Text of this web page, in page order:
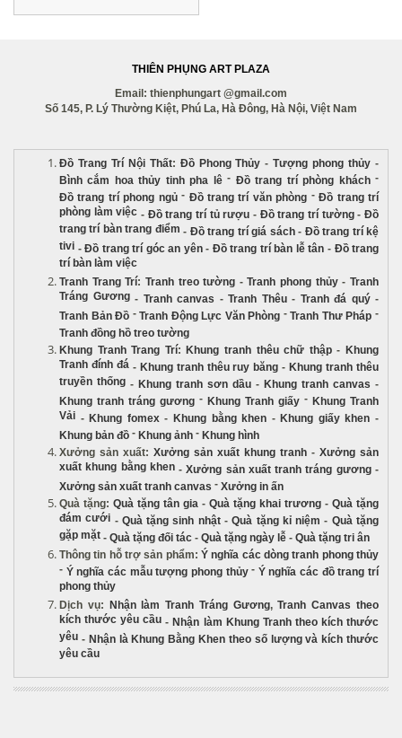
THIÊN PHỤNG ART PLAZA
Email: thienphungart @gmail.com
Số 145, P. Lý Thường Kiệt, Phú La, Hà Đông, Hà Nội, Việt Nam
Đồ Trang Trí Nội Thất: Đồ Phong Thủy -Tượng phong thủy -
Bình cắm hoa thủy tinh pha lê- Đồ trang trí phòng khách-
Đồ trang trí phong ngủ- Đồ trang trí văn phòng -Đồ trang trí
phòng làm việc - Đồ trang trí tủ rượu - Đồ trang trí tường-Đồ
trang trí bàn trang điểm - Đồ trang trí giá sách- Đồ trang trí kệ
tivi -Đồ trang trí góc an yên- Đồ trang trí bàn lễ tân - Đồ trang
trí bàn làm việc
Tranh Trang Trí: Tranh treo tường -Tranh phong thủy-Tranh
Tráng Gương- Tranh canvas - Tranh Thêu- Tranh đá quý-
Tranh Bản Đồ -Tranh Động Lực Văn Phòng -Tranh Thư Pháp -
Tranh đồng hồ treo tường
Khung Tranh Trang Trí: Khung tranh thêu chữ thập- Khung
Tranh đính đá- Khung tranh thêu ruy băng - Khung tranh thêu
truyền thống - Khung tranh sơn dầu - Khung tranh canvas -
Khung tranh tráng gương - Khung Tranh giấy - Khung Tranh
Vải - Khung fomex- Khung bằng khen - Khung giấy khen -
Khung bản đồ - Khung ảnh - Khung hình
Xưởng sản xuất: Xưởng sản xuất khung tranh - Xưởng sản
xuất khung bằng khen-Xưởng sản xuất tranh tráng gương-
Xưởng sản xuất tranh canvas - Xưởng in ấn
Quà tặng: Quà tặng tân gia - Quà tặng khai trương - Quà tặng
đám cưới - Quà tặng sinh nhật-Quà tặng kỉ niệm - Quà tặng
gặp mặt - Quà tặng đối tác - Quà tặng ngày lễ - Quà tặng tri ân
Thông tin hỗ trợ sản phẩm:Ý nghĩa các dòng tranh phong thủy
- Ý nghĩa các mẫu tượng phong thủy- Ý nghĩa các đồ trang trí
phong thủy
Dịch vụ: Nhận làm Tranh Tráng Gương,Tranh Canvas theo
kích thước yêu cầu - Nhận làm Khung Tranh theo kích thước
yêu - Nhận là Khung Bằng Khen theo số lượng và kích thước
yêu cầu